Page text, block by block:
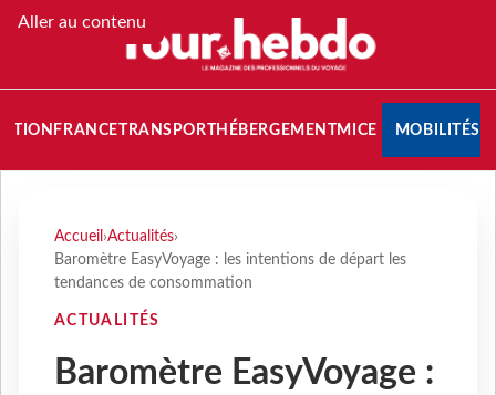
Aller au contenu
FRANCETRANSPORT HÉBERGEMENTMICE MOBILITÉS
Accueil ›Actualités›
Baromètre EasyVoyage : les intentions de départ les
tendances de consommation
ACTUALITÉS
Baromètre EasyVoyage :